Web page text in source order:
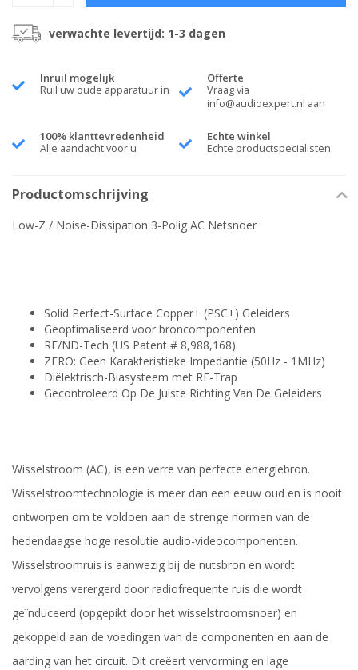
verwachte levertijd: 1-3 dagen
Inruil mogelijk
Ruil uw oude apparatuur in
Offerte
Vraag via
info@audioexpert.nl aan
100% klanttevredenheid
Alle aandacht voor u
Echte winkel
Echte productspecialisten
Productomschrijving
Low-Z / Noise-Dissipation 3-Polig AC Netsnoer
Solid Perfect-Surface Copper+ (PSC+) Geleiders
Geoptimaliseerd voor broncomponenten
RF/ND-Tech (US Patent # 8,988,168)
ZERO: Geen Karakteristieke Impedantie (50Hz - 1MHz)
Diëlektrisch-Biasysteem met RF-Trap
Gecontroleerd Op De Juiste Richting Van De Geleiders
Wisselstroom (AC), is een verre van perfecte energiebron.
Wisselstroomtechnologie is meer dan een eeuw oud en is nooit
ontworpen om te voldoen aan de strenge normen van de
hedendaagse hoge resolutie audio-videocomponenten.
Wisselstroomruis is aanwezig bij de nutsbron en wordt
vervolgens verergerd door radiofrequente ruis die wordt
geïnduceerd (opgepikt door het wisselstroomsnoer) en
gekoppeld aan de voedingen van de componenten en aan de
aarding van het circuit. Dit creëert vervorming en lage